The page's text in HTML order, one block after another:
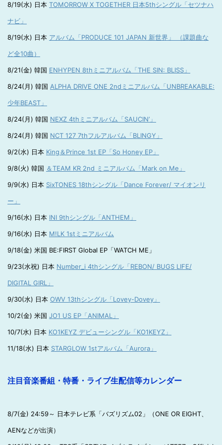
8/19(水) 日本 TOMORROW X TOGETHER 日本5thシングル「セツナハ
ナビ」
8/19(水) 日本 アルバム「PRODUCE 101 JAPAN 新世界」 （課題曲な
ど全10曲）
8/21(金) 韓国 ENHYPEN 8thミニアルバム「THE SIN: BLISS」
8/24(月) 韓国 ALPHA DRIVE ONE 2ndミニアルバム「UNBREAKABLE:
少年BEAST」
8/24(月) 韓国 NEXZ 4thミニアルバム「SAUCIN’」
8/24(月) 韓国 NCT 127 7thフルアルバム「BLINGY」
9/2(水) 日本 King＆Prince 1st EP「So Honey EP」
9/8(火) 韓国 ＆TEAM KR 2nd ミニアルバム「Mark on Me」
9/9(水) 日本 SixTONES 18thシングル「Dance Forever/ マイオンリ
ー」
9/16(水) 日本 INI 9thシングル「ANTHEM」
9/16(水) 日本 M!LK 1stミニアルバム
9/18(金) 米国 BE:FIRST Global EP「WATCH ME」
9/23(水祝) 日本 Number_i 4thシングル「REBON/ BUGS LIFE/
DIGITAL GIRL」
9/30(水) 日本 OWV 13thシングル「Lovey-Dovey」
10/2(金) 米国 JO1 US EP「ANIMAL」
10/7(水) 日本 KO1KEYZ デビューシングル「KO1KEYZ」
11/18(水) 日本 STARGLOW 1stアルバム「Aurora」
注目音楽番組・特番・ライブ生配信等カレンダー
8/7(金) 24:59～ 日本テレビ系「バズリズム02」（ONE OR EIGHT、
AENなどが出演）